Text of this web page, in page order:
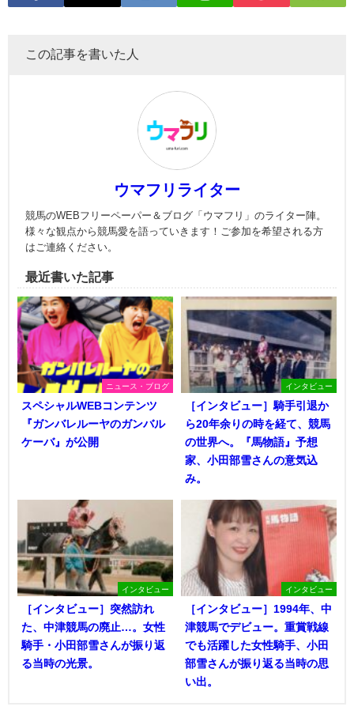
この記事を書いた人
ウマフリライター
競馬のWEBフリーペーパー＆ブログ「ウマフリ」のライター陣。
様々な観点から競馬愛を語っていきます！ご参加を希望される方
はご連絡ください。
最近書いた記事
ニュース・ブログ
スペシャルWEBコンテンツ
『ガンバレルーヤのガンバル
ケーバ』が公開
インタビュー
［インタビュー］騎手引退か
ら20年余りの時を経て、競馬
の世界へ。『馬物語』予想
家、小田部雪さんの意気込
み。
インタビュー
［インタビュー］突然訪れ
た、中津競馬の廃止…。女性
騎手・小田部雪さんが振り返
る当時の光景。
インタビュー
［インタビュー］1994年、中
津競馬でデビュー。重賞戦線
でも活躍した女性騎手、小田
部雪さんが振り返る当時の思
い出。